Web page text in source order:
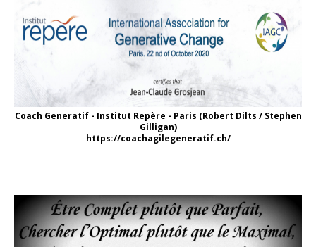
Coach Generatif - Institut Repère - Paris (Robert Dilts / Stephen
Gilligan)
https://coachagilegeneratif.ch/